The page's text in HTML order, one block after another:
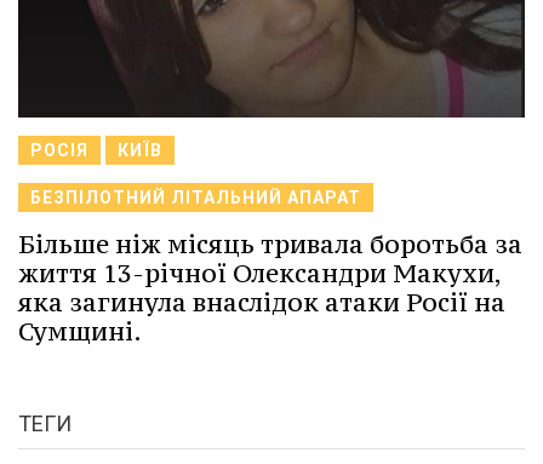
РОСІЯ КИЇВ
БЕЗПІЛОТНИЙ ЛІТАЛЬНИЙ АПАРАТ
Більше ніж місяць тривала боротьба за
життя 13-річної Олександри Макухи,
яка загинула внаслідок атаки Росії на
Сумщині.
ТЕГИ